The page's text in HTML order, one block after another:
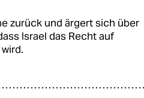
zurück und ärgert sich über
Israel das Recht auf